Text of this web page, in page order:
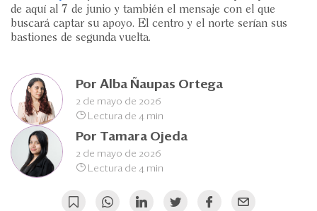
Edición Impresa
de aquí al 7 de junio y también el mensaje con el que
buscará captar su apoyo. El centro y el norte serían sus
bastiones de segunda vuelta.
Por Tamara Ojeda
2 de mayo de 2026
Lectura de 4 min
Por Alba Ñaupas Ortega
2 de mayo de 2026
Lectura de 4 min